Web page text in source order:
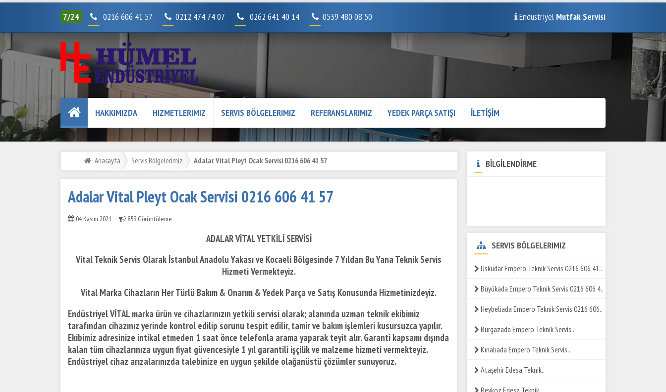
7/24 0216 606 41 57 0212 474 74 07 0262 641 40 14 0539 480 08 50 Endustriyel Mutfak Servisi
HAKKIMIZDA HIZMETLERIMIZ SERVIS BÖLGELERIMIZ REFERANSLARIMIZ YEDEK PARÇA SATIŞI İLETİŞİM
Anasayfa Servis Bölgelerimiz Adalar Vital Pleyt Ocak Servisi 0216 606 41 57
Adalar Vital Pleyt Ocak Servisi 0216 606 41 57
04 Kasım 2021 859 Görüntüleme
ADALAR VİTAL YETKİLİ SERVİSİ
Vital Teknik Servis Olarak İstanbul Anadolu Yakası ve Kocaeli Bölgesinde 7 Yıldan Bu Yana Teknik Servis
Hizmeti Vermekteyiz.
Vital Marka Cihazların Her Türlü Bakım & Onarım & Yedek Parça ve Satış Konusunda Hizmetinizdeyiz.
Endüstriyel VİTAL marka ürün ve cihazlarınızın yetkili servisi olarak; alanında uzman teknik ekibimiz
tarafından cihazınız yerinde kontrol edilip sorunu tespit edilir, tamir ve bakım işlemleri kusursuzca yapılır.
Ekibimiz adresinize intikal etmeden 1 saat önce telefonla arama yaparak teyit alır. Garanti kapsamı dışında
kalan tüm cihazlarınıza uygun fiyat güvencesiyle 1 yıl garantili işçilik ve malzeme hizmeti vermekteyiz.
Endüstriyel cihaz arızalarınızda talebinize en uygun şekilde olağanüstü çözümler sunuyoruz.
BİLGİLENDİRME
SERVIS BÖLGELERIMIZ
Üsküdar Empero Teknik Servis 0216 606 41..
Büyükada Empero Teknik Servis 0216 606 4..
Heybeliada Empero Teknik Servis 0216 606..
Burgazada Empero Teknik Servis..
Kınalıada Empero Teknik Servis..
Ataşehir Edesa Teknik..
Beykoz Edesa Teknik..